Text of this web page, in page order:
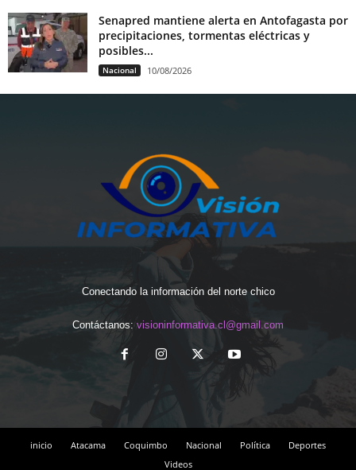
Senapred mantiene alerta en Antofagasta por
precipitaciones, tormentas eléctricas y
posibles...
Nacional 10/08/2026
Conectando la información del norte chico
Contáctanos: visioninformativa.cl@gmail.com
inicio Atacama Coquimbo Nacional Política
Deportes
Videos